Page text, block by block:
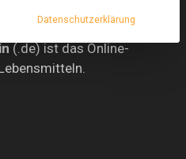
(.de) ist das Online-
Datenschutzerklärung